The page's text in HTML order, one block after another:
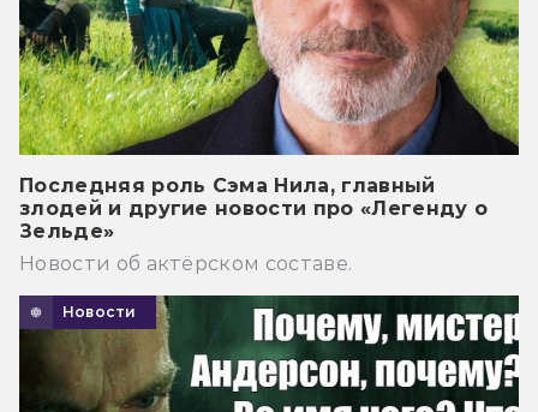
Последняя роль Сэма Нила, главный
злодей и другие новости про «Легенду о
Зельде»
Новости об актёрском составе.
Новости